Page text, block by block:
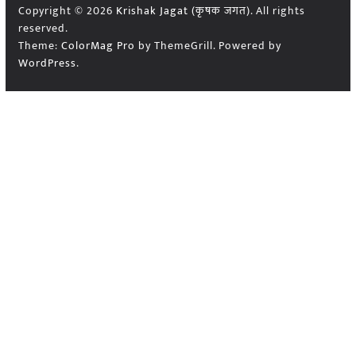
Copyright © 2026 Krishak Jagat (कृषक जगत). All rights
reserved.
Theme: ColorMag Pro by ThemeGrill. Powered by
WordPress.